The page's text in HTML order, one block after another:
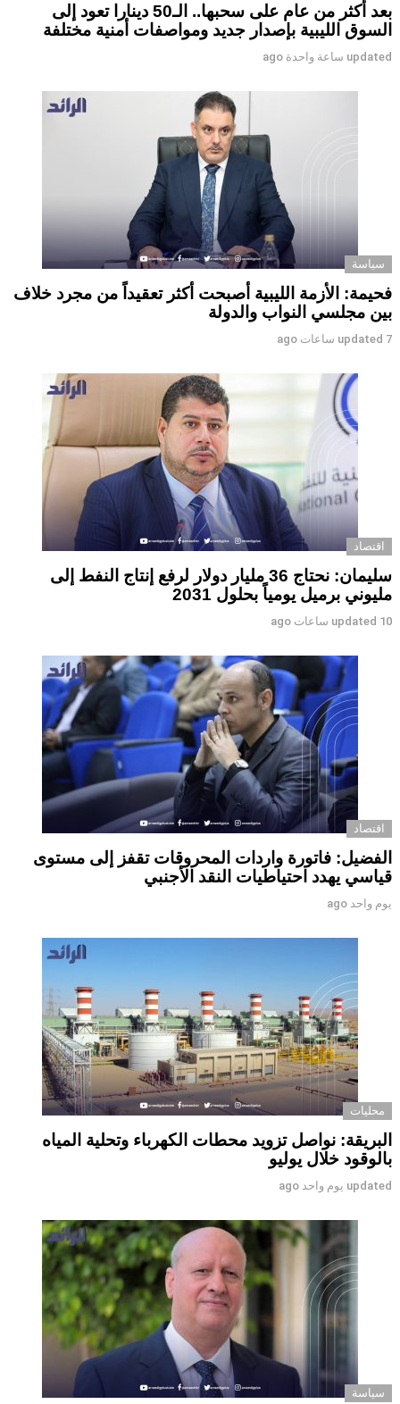
بعد أكثر من عام على سحبها.. الـ50 دينارا تعود إلى
السوق الليبية بإصدار جديد ومواصفات أمنية مختلفة
updated ساعة واحدة ago
سياسة
فحيمة: الأزمة الليبية أصبحت أكثر تعقيداً من مجرد خلاف
بين مجلسي النواب والدولة
updated 7 ساعات ago
اقتصاد
سليمان: نحتاج 36 مليار دولار لرفع إنتاج النفط إلى
مليوني برميل يومياً بحلول 2031
updated 10 ساعات ago
اقتصاد
الفضيل: فاتورة واردات المحروقات تقفز إلى مستوى
قياسي يهدد احتياطيات النقد الأجنبي
يوم واحد ago
محليات
البريقة: نواصل تزويد محطات الكهرباء وتحلية المياه
بالوقود خلال يوليو
updated يوم واحد ago
سياسة